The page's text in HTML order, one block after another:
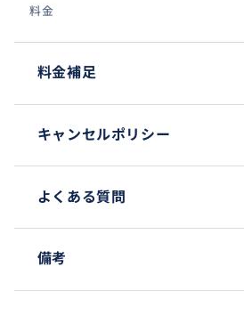
料金
料金補足
キャンセルポリシー
よくある質問
備考